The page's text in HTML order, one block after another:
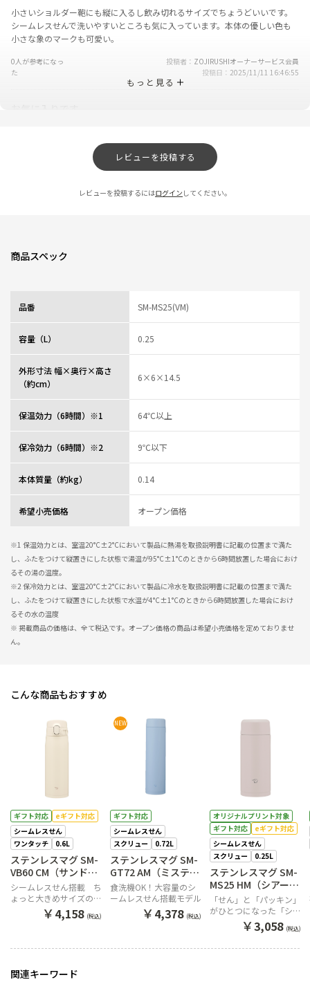
小さいショルダー鞄にも縦に入るし飲み切れるサイズでちょうどいいです。
シームレスせんで洗いやすいところも気に入っています。本体の優しい色も
小さな象のマークも可愛い。
0人が参考になっ
た
投稿者
ZOJIRUSHIオーナーサービス会員
投稿日
2025/11/11 16:46:55
ニックネーム：ゆか さん
私の探していたちょうどいい水量とサイズ感で可愛いい色が気に入って購入
良く、保温時間も長いので、機能的にも満足しています。
軽量
オフィスでドリンクを入れて現場へ持っていく。丁度よいサイズ
0人が参考になっ
た
投稿日
2025/05/14 15:18:11
もっと見る
レビュー一覧
レビューを投稿する
レビューを投稿するにはログイン してください。
商品スペック
品番 SM-MS25(VM)
容量（L） 0.25
外形寸法 幅×奥行×高さ
（約cm）
6×6×14.5
保温効力（6時間）※1 64℃以上
保冷効力（6時間）※2 9℃以下
本体質量（約kg） 0.14
希望小売価格 オープン価格
※1 保温効力とは、室温20°C±2°Cにおいて製品に熱湯を取扱説明書に記載の位置まで満た
し、ふたをつけて縦置きにした状態で湯温が95°C±1°Cのときから6時間放置した場合におけ
るその湯の温度。
※2 保冷効力とは、室温20°C±2°Cにおいて製品に冷水を取扱説明書に記載の位置まで満た
し、ふたをつけて縦置きにした状態で水温が4°C±1°Cのときから6時間放置した場合におけ
るその水の温度
※ 掲載商品の価格は、全て税込です。オープン価格の商品は希望小売価格を定めておりませ
ん。
こんな商品もおすすめ
ギフト対応
eギフト対応
シームレスせん
ワンタッチ
0.6L
ステンレスマグ SM-
VB60 CM（サンドベ
ージュ）
シームレスせん搭載 ち
ょっと大きめサイズのワ
ンタッチマグ
￥4,158 (税込)
NEW
ギフト対応
シームレスせん
スクリュー
0.72L
ステンレスマグ SM-
GT72 AM（ミスティ
ブルー）
食洗機OK！大容量のシ
ームレスせん搭載モデル
￥4,378 (税込)
オリジナルプリント対象
ギフト対応
eギフト対応
シームレスせん
スクリュー
0.25L
ステンレスマグ SM-
MS25 HM（シアーグ
レー）
「せん」と「パッキン」
がひとつになった「シー
ムレスせん」を搭載。小
さなバッグにちょうどい
￥3,058 (税込)
関連キーワード